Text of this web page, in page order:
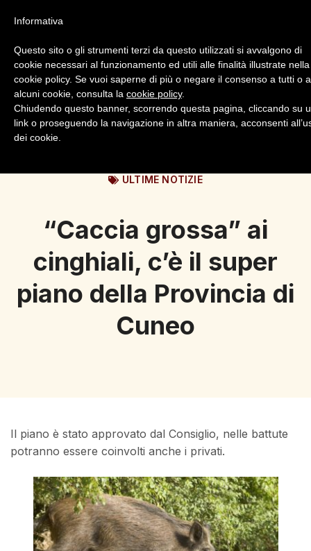
Login Registrazione
ULTIME NOTIZIE
“Caccia grossa” ai
cinghiali, c’è il super
piano della Provincia di
Cuneo
Il piano è stato approvato dal Consiglio, nelle battute
potranno essere coinvolti anche i privati.
Informativa
Questo sito o gli strumenti terzi da questo utilizzati si avvalgono di
cookie necessari al funzionamento ed utili alle finalità illustrate nella
cookie policy. Se vuoi saperne di più o negare il consenso a tutti o
alcuni cookie, consulta la cookie policy.
Chiudendo questo banner, scorrendo questa pagina, cliccando su
link o proseguendo la navigazione in altra maniera, acconsenti
dei cookie.